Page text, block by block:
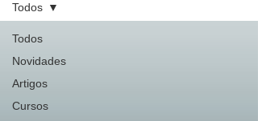
Todos
Novidades
Artigos
Cursos
Todos